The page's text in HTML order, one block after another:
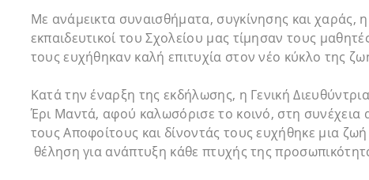
Με ανάμεικτα συναισθήματα, συγκίνησης και χαράς,
εκπαιδευτικοί του Σχολείου μας τίμησαν τους
τους ευχήθηκαν καλή επιτυχία στον νέο κύκλο της
Κατά την έναρξη της εκδήλωσης, η Γενική
Έρι Μαντά, αφού καλωσόρισε το κοινό, στη συνέχεια
τους Αποφοίτους και δίνοντάς τους ευχήθηκε μια
θέληση για ανάπτυξη κάθε πτυχής της